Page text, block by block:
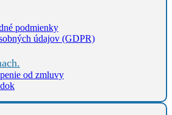
podmienky
údajov (GDPR)
od zmluvy